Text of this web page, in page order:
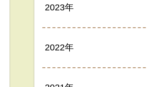
2023年
2022年